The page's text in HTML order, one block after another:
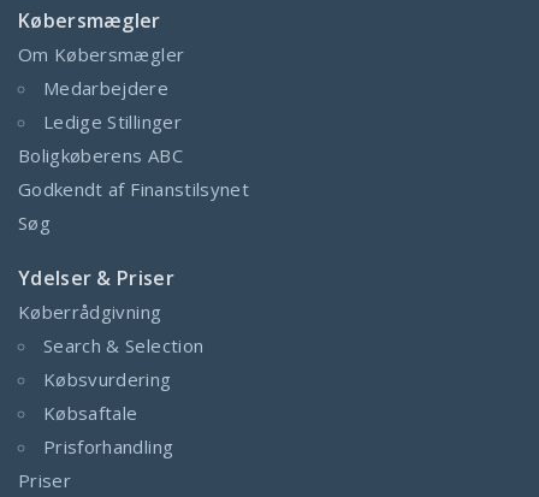
Købersmægler
Om Købersmægler
Medarbejdere
Ledige Stillinger
Boligkøberens ABC
Godkendt af Finanstilsynet
Søg
Ydelser & Priser
Køberrådgivning
Search & Selection
Købsvurdering
Købsaftale
Prisforhandling
Priser